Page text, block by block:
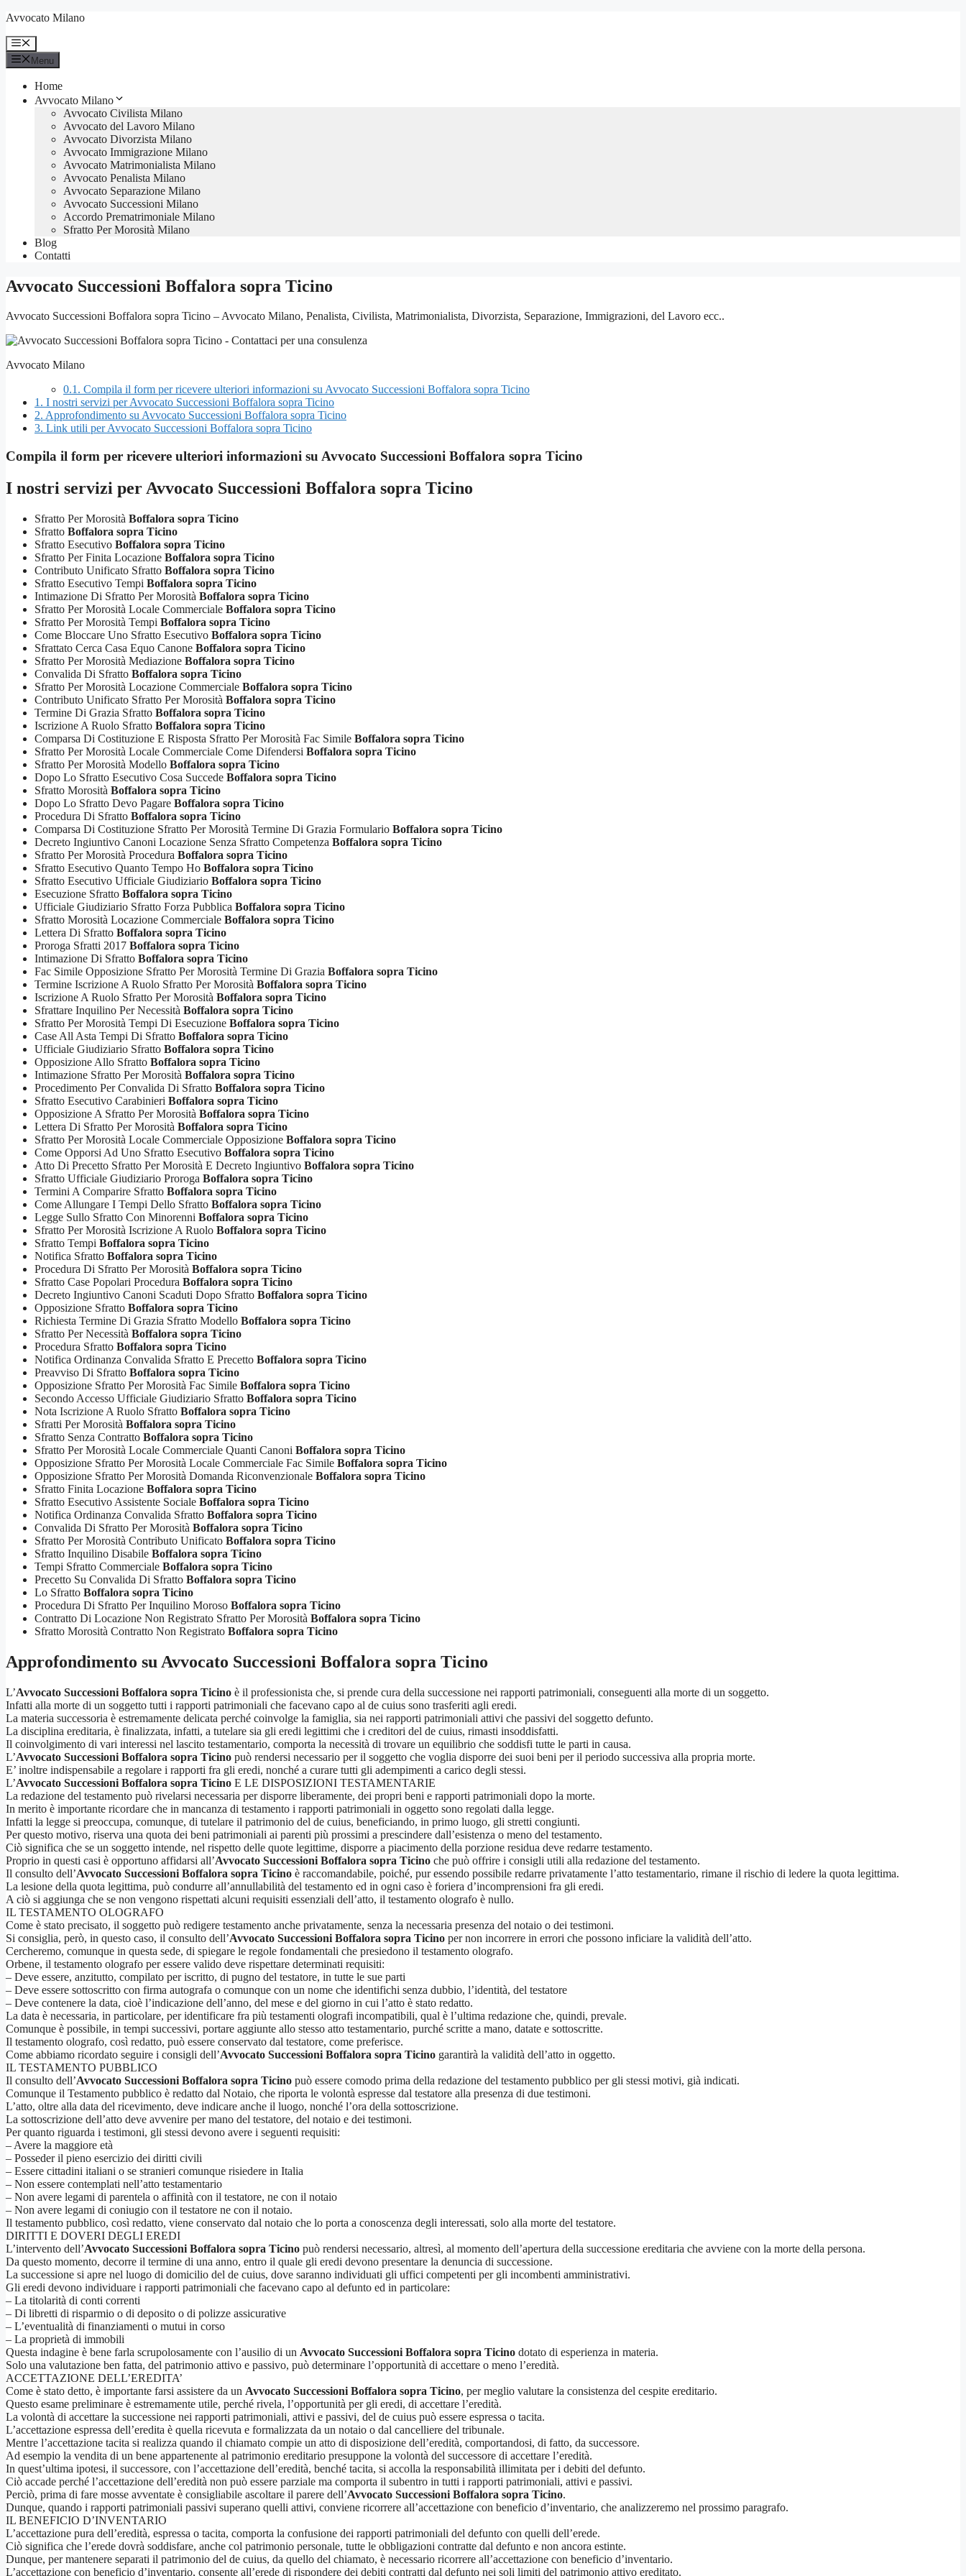
Vai
contenuto
Avvocato Milano
Menu
Menu
Home
Avvocato Milano
Avvocato Civilista Milano
Avvocato del Lavoro Milano
Avvocato Divorzista Milano
Avvocato Immigrazione Milano
Avvocato Matrimonialista Milano
Avvocato Penalista Milano
Avvocato Separazione Milano
Avvocato Successioni Milano
Accordo Prematrimoniale Milano
Sfratto Per Morosità Milano
Blog
Contatti
Avvocato Successioni Boffalora sopra Ticino
Avvocato Successioni Boffalora sopra Ticino – Avvocato Milano, Penalista, Civilista, Matrimonialista, Divorzista, Separazione, Immigrazioni, del Lavoro ecc..
Avvocato Milano
0.1. Compila il form per ricevere ulteriori informazioni su Avvocato Successioni Boffalora sopra Ticino
1. I nostri servizi per Avvocato Successioni Boffalora sopra Ticino
2. Approfondimento su Avvocato Successioni Boffalora sopra Ticino
3. Link utili per Avvocato Successioni Boffalora sopra Ticino
Compila il form per ricevere ulteriori informazioni su Avvocato Successioni Boffalora sopra Ticino
I nostri servizi per Avvocato Successioni Boffalora sopra Ticino
Sfratto Per Morosità Boffalora sopra Ticino
Sfratto Boffalora sopra Ticino
Sfratto Esecutivo Boffalora sopra Ticino
Sfratto Per Finita Locazione Boffalora sopra Ticino
Contributo Unificato Sfratto Boffalora sopra Ticino
Sfratto Esecutivo Tempi Boffalora sopra Ticino
Intimazione Di Sfratto Per Morosità Boffalora sopra Ticino
Sfratto Per Morosità Locale Commerciale Boffalora sopra Ticino
Sfratto Per Morosità Tempi Boffalora sopra Ticino
Come Bloccare Uno Sfratto Esecutivo Boffalora sopra Ticino
Sfrattato Cerca Casa Equo Canone Boffalora sopra Ticino
Sfratto Per Morosità Mediazione Boffalora sopra Ticino
Convalida Di Sfratto Boffalora sopra Ticino
Sfratto Per Morosità Locazione Commerciale Boffalora sopra Ticino
Contributo Unificato Sfratto Per Morosità Boffalora sopra Ticino
Termine Di Grazia Sfratto Boffalora sopra Ticino
Iscrizione A Ruolo Sfratto Boffalora sopra Ticino
Comparsa Di Costituzione E Risposta Sfratto Per Morosità Fac Simile Boffalora sopra Ticino
Sfratto Per Morosità Locale Commerciale Come Difendersi Boffalora sopra Ticino
Sfratto Per Morosità Modello Boffalora sopra Ticino
Dopo Lo Sfratto Esecutivo Cosa Succede Boffalora sopra Ticino
Sfratto Morosità Boffalora sopra Ticino
Dopo Lo Sfratto Devo Pagare Boffalora sopra Ticino
Procedura Di Sfratto Boffalora sopra Ticino
Comparsa Di Costituzione Sfratto Per Morosità Termine Di Grazia Formulario Boffalora sopra Ticino
Decreto Ingiuntivo Canoni Locazione Senza Sfratto Competenza Boffalora sopra Ticino
Sfratto Per Morosità Procedura Boffalora sopra Ticino
Sfratto Esecutivo Quanto Tempo Ho Boffalora sopra Ticino
Sfratto Esecutivo Ufficiale Giudiziario Boffalora sopra Ticino
Esecuzione Sfratto Boffalora sopra Ticino
Ufficiale Giudiziario Sfratto Forza Pubblica Boffalora sopra Ticino
Sfratto Morosità Locazione Commerciale Boffalora sopra Ticino
Lettera Di Sfratto Boffalora sopra Ticino
Proroga Sfratti 2017 Boffalora sopra Ticino
Intimazione Di Sfratto Boffalora sopra Ticino
Fac Simile Opposizione Sfratto Per Morosità Termine Di Grazia Boffalora sopra Ticino
Termine Iscrizione A Ruolo Sfratto Per Morosità Boffalora sopra Ticino
Iscrizione A Ruolo Sfratto Per Morosità Boffalora sopra Ticino
Sfrattare Inquilino Per Necessità Boffalora sopra Ticino
Sfratto Per Morosità Tempi Di Esecuzione Boffalora sopra Ticino
Case All Asta Tempi Di Sfratto Boffalora sopra Ticino
Ufficiale Giudiziario Sfratto Boffalora sopra Ticino
Opposizione Allo Sfratto Boffalora sopra Ticino
Intimazione Sfratto Per Morosità Boffalora sopra Ticino
Procedimento Per Convalida Di Sfratto Boffalora sopra Ticino
Sfratto Esecutivo Carabinieri Boffalora sopra Ticino
Opposizione A Sfratto Per Morosità Boffalora sopra Ticino
Lettera Di Sfratto Per Morosità Boffalora sopra Ticino
Sfratto Per Morosità Locale Commerciale Opposizione Boffalora sopra Ticino
Come Opporsi Ad Uno Sfratto Esecutivo Boffalora sopra Ticino
Atto Di Precetto Sfratto Per Morosità E Decreto Ingiuntivo Boffalora sopra Ticino
Sfratto Ufficiale Giudiziario Proroga Boffalora sopra Ticino
Termini A Comparire Sfratto Boffalora sopra Ticino
Come Allungare I Tempi Dello Sfratto Boffalora sopra Ticino
Legge Sullo Sfratto Con Minorenni Boffalora sopra Ticino
Sfratto Per Morosità Iscrizione A Ruolo Boffalora sopra Ticino
Sfratto Tempi Boffalora sopra Ticino
Notifica Sfratto Boffalora sopra Ticino
Procedura Di Sfratto Per Morosità Boffalora sopra Ticino
Sfratto Case Popolari Procedura Boffalora sopra Ticino
Decreto Ingiuntivo Canoni Scaduti Dopo Sfratto Boffalora sopra Ticino
Opposizione Sfratto Boffalora sopra Ticino
Richiesta Termine Di Grazia Sfratto Modello Boffalora sopra Ticino
Sfratto Per Necessità Boffalora sopra Ticino
Procedura Sfratto Boffalora sopra Ticino
Notifica Ordinanza Convalida Sfratto E Precetto Boffalora sopra Ticino
Preavviso Di Sfratto Boffalora sopra Ticino
Opposizione Sfratto Per Morosità Fac Simile Boffalora sopra Ticino
Secondo Accesso Ufficiale Giudiziario Sfratto Boffalora sopra Ticino
Nota Iscrizione A Ruolo Sfratto Boffalora sopra Ticino
Sfratti Per Morosità Boffalora sopra Ticino
Sfratto Senza Contratto Boffalora sopra Ticino
Sfratto Per Morosità Locale Commerciale Quanti Canoni Boffalora sopra Ticino
Opposizione Sfratto Per Morosità Locale Commerciale Fac Simile Boffalora sopra Ticino
Opposizione Sfratto Per Morosità Domanda Riconvenzionale Boffalora sopra Ticino
Sfratto Finita Locazione Boffalora sopra Ticino
Sfratto Esecutivo Assistente Sociale Boffalora sopra Ticino
Notifica Ordinanza Convalida Sfratto Boffalora sopra Ticino
Convalida Di Sfratto Per Morosità Boffalora sopra Ticino
Sfratto Per Morosità Contributo Unificato Boffalora sopra Ticino
Sfratto Inquilino Disabile Boffalora sopra Ticino
Tempi Sfratto Commerciale Boffalora sopra Ticino
Precetto Su Convalida Di Sfratto Boffalora sopra Ticino
Lo Sfratto Boffalora sopra Ticino
Procedura Di Sfratto Per Inquilino Moroso Boffalora sopra Ticino
Contratto Di Locazione Non Registrato Sfratto Per Morosità Boffalora sopra Ticino
Sfratto Morosità Contratto Non Registrato Boffalora sopra Ticino
Approfondimento su Avvocato Successioni Boffalora sopra Ticino
L’Avvocato Successioni Boffalora sopra Ticino è il professionista che, si prende cura della successione nei rapporti patrimoniali, conseguenti alla morte di un soggetto.
Infatti alla morte di un soggetto tutti i rapporti patrimoniali che facevano capo al de cuius sono trasferiti agli eredi.
La materia successoria è estremamente delicata perché coinvolge la famiglia, sia nei rapporti patrimoniali attivi che passivi del soggetto defunto.
La disciplina ereditaria, è finalizzata, infatti, a tutelare sia gli eredi legittimi che i creditori del de cuius, rimasti insoddisfatti.
Il coinvolgimento di vari interessi nel lascito testamentario, comporta la necessità di trovare un equilibrio che soddisfi tutte le parti in causa.
L’Avvocato Successioni Boffalora sopra Ticino può rendersi necessario per il soggetto che voglia disporre dei suoi beni per il periodo successiva alla propria morte.
E’ inoltre indispensabile a regolare i rapporti fra gli eredi, nonché a curare tutti gli adempimenti a carico degli stessi.
L’Avvocato Successioni Boffalora sopra Ticino E LE DISPOSIZIONI TESTAMENTARIE
La redazione del testamento può rivelarsi necessaria per disporre liberamente, dei propri beni e rapporti patrimoniali dopo la morte.
In merito è importante ricordare che in mancanza di testamento i rapporti patrimoniali in oggetto sono regolati dalla legge.
Infatti la legge si preoccupa, comunque, di tutelare il patrimonio del de cuius, beneficiando, in primo luogo, gli stretti congiunti.
Per questo motivo, riserva una quota dei beni patrimoniali ai parenti più prossimi a prescindere dall’esistenza o meno del testamento.
Ciò significa che se un soggetto intende, nel rispetto delle quote legittime, disporre a piacimento della porzione residua deve redarre testamento.
Proprio in questi casi è opportuno affidarsi all’Avvocato Successioni Boffalora sopra Ticino che può offrire i consigli utili alla redazione del testamento.
Il consulto dell’Avvocato Successioni Boffalora sopra Ticino è raccomandabile, poiché, pur essendo possibile redarre privatamente l’atto testamentario, rimane il rischio di ledere la quota legittima.
La lesione della quota legittima, può condurre all’annullabilità del testamento ed in ogni caso è foriera d’incomprensioni fra gli eredi.
A ciò si aggiunga che se non vengono rispettati alcuni requisiti essenziali dell’atto, il testamento olografo è nullo.
IL TESTAMENTO OLOGRAFO
Come è stato precisato, il soggetto può redigere testamento anche privatamente, senza la necessaria presenza del notaio o dei testimoni.
Si consiglia, però, in questo caso, il consulto dell’Avvocato Successioni Boffalora sopra Ticino per non incorrere in errori che possono inficiare la validità dell’atto.
Cercheremo, comunque in questa sede, di spiegare le regole fondamentali che presiedono il testamento olografo.
Orbene, il testamento olografo per essere valido deve rispettare determinati requisiti:
– Deve essere, anzitutto, compilato per iscritto, di pugno del testatore, in tutte le sue parti
– Deve essere sottoscritto con firma autografa o comunque con un nome che identifichi senza dubbio, l’identità, del testatore
– Deve contenere la data, cioè l’indicazione dell’anno, del mese e del giorno in cui l’atto è stato redatto.
La data è necessaria, in particolare, per identificare fra più testamenti olografi incompatibili, qual è l’ultima redazione che, quindi, prevale.
Comunque è possibile, in tempi successivi, portare aggiunte allo stesso atto testamentario, purché scritte a mano, datate e sottoscritte.
Il testamento olografo, così redatto, può essere conservato dal testatore, come preferisce.
Come abbiamo ricordato seguire i consigli dell’Avvocato Successioni Boffalora sopra Ticino garantirà la validità dell’atto in oggetto.
IL TESTAMENTO PUBBLICO
Il consulto dell’Avvocato Successioni Boffalora sopra Ticino può essere comodo prima della redazione del testamento pubblico per gli stessi motivi, già indicati.
Comunque il Testamento pubblico è redatto dal Notaio, che riporta le volontà espresse dal testatore alla presenza di due testimoni.
L’atto, oltre alla data del ricevimento, deve indicare anche il luogo, nonché l’ora della sottoscrizione.
La sottoscrizione dell’atto deve avvenire per mano del testatore, del notaio e dei testimoni.
Per quanto riguarda i testimoni, gli stessi devono avere i seguenti requisiti:
– Avere la maggiore età
– Posseder il pieno esercizio dei diritti civili
– Essere cittadini italiani o se stranieri comunque risiedere in Italia
– Non essere contemplati nell’atto testamentario
– Non avere legami di parentela o affinità con il testatore, ne con il notaio
– Non avere legami di coniugio con il testatore ne con il notaio.
Il testamento pubblico, così redatto, viene conservato dal notaio che lo porta a conoscenza degli interessati, solo alla morte del testatore.
DIRITTI E DOVERI DEGLI EREDI
L’intervento dell’Avvocato Successioni Boffalora sopra Ticino può rendersi necessario, altresì, al momento dell’apertura della successione ereditaria che avviene con la morte della persona.
Da questo momento, decorre il termine di una anno, entro il quale gli eredi devono presentare la denuncia di successione.
La successione si apre nel luogo di domicilio del de cuius, dove saranno individuati gli uffici competenti per gli incombenti amministrativi.
Gli eredi devono individuare i rapporti patrimoniali che facevano capo al defunto ed in particolare:
– La titolarità di conti correnti
– Di libretti di risparmio o di deposito o di polizze assicurative
– L’eventualità di finanziamenti o mutui in corso
– La proprietà di immobili
Questa indagine è bene farla scrupolosamente con l’ausilio di un Avvocato Successioni Boffalora sopra Ticino dotato di esperienza in materia.
Solo una valutazione ben fatta, del patrimonio attivo e passivo, può determinare l’opportunità di accettare o meno l’eredità.
ACCETTAZIONE DELL’EREDITA’
Come è stato detto, è importante farsi assistere da un Avvocato Successioni Boffalora sopra Ticino, per meglio valutare la consistenza del cespite ereditario.
Questo esame preliminare è estremamente utile, perché rivela, l’opportunità per gli eredi, di accettare l’eredità.
La volontà di accettare la successione nei rapporti patrimoniali, attivi e passivi, del de cuius può essere espressa o tacita.
L’accettazione espressa dell’eredita è quella ricevuta e formalizzata da un notaio o dal cancelliere del tribunale.
Mentre l’accettazione tacita si realizza quando il chiamato compie un atto di disposizione dell’eredità, comportandosi, di fatto, da successore.
Ad esempio la vendita di un bene appartenente al patrimonio ereditario presuppone la volontà del successore di accettare l’eredità.
In quest’ultima ipotesi, il successore, con l’accettazione dell’eredità, benché tacita, si accolla la responsabilità illimitata per i debiti del defunto.
Ciò accade perché l’accettazione dell’eredità non può essere parziale ma comporta il subentro in tutti i rapporti patrimoniali, attivi e passivi.
Perciò, prima di fare mosse avventate è consigliabile ascoltare il parere dell’Avvocato Successioni Boffalora sopra Ticino.
Dunque, quando i rapporti patrimoniali passivi superano quelli attivi, conviene ricorrere all’accettazione con beneficio d’inventario, che analizzeremo nel prossimo paragrafo.
IL BENEFICIO D’INVENTARIO
L’accettazione pura dell’eredità, espressa o tacita, comporta la confusione dei rapporti patrimoniali del defunto con quelli dell’erede.
Ciò significa che l’erede dovrà soddisfare, anche col patrimonio personale, tutte le obbligazioni contratte dal defunto e non ancora estinte.
Dunque, per mantenere separati il patrimonio del de cuius, da quello del chiamato, è necessario ricorrere all’accettazione con beneficio d’inventario.
L’accettazione con beneficio d’inventario, consente all’erede di rispondere dei debiti contratti dal defunto nei soli limiti del patrimonio attivo ereditato.